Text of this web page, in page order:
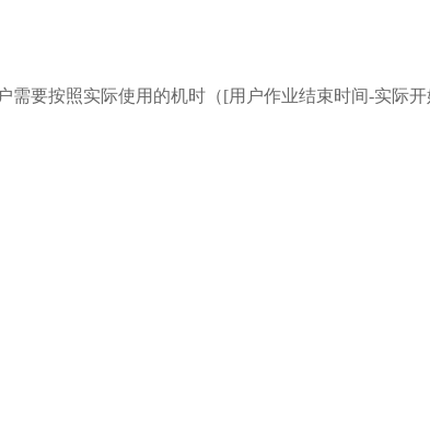
要按照实际使用的机时（[用户作业结束时间-实际